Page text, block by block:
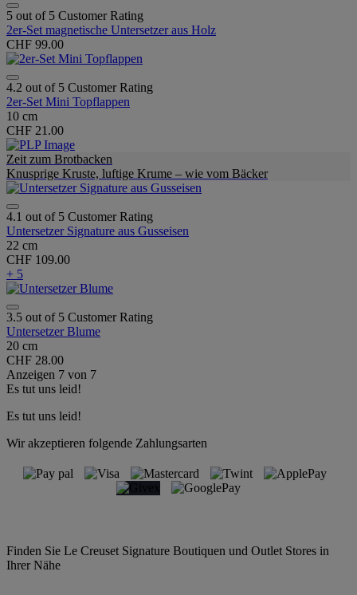
5 out of 5 Customer Rating
2er-Set magnetische Untersetzer aus Holz
CHF 99.00
4.2 out of 5 Customer Rating
2er-Set Mini Topflappen
10 cm
CHF 21.00
Zeit zum Brotbacken
Knusprige Kruste, luftige Krume – wie vom Bäcker
4.1 out of 5 Customer Rating
Untersetzer Signature aus Gusseisen
22 cm
CHF 109.00
+ 5
3.5 out of 5 Customer Rating
Untersetzer Blume
20 cm
CHF 28.00
Anzeigen 7 von 7
Es tut uns leid!
Es tut uns leid!
Wir akzeptieren folgende Zahlungsarten
Finden Sie Le Creuset Signature Boutiquen und Outlet Stores in
Ihrer Nähe